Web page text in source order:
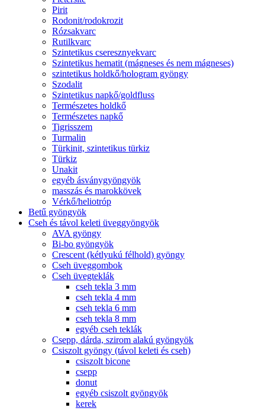
Pirit
Rodonit/rodokrozit
Rózsakvarc
Rutilkvarc
Szintetikus cseresznyekvarc
Szintetikus hematit (mágneses és nem mágneses)
szintetikus holdkő/hologram gyöngy
Szodalit
Szintetikus napkő/goldfluss
Természetes holdkő
Természetes napkő
Tigrisszem
Turmalin
Türkinit, szintetikus türkiz
Türkiz
Unakit
egyéb ásványgyöngyök
masszás és marokkövek
Vérkő/heliotróp
Betű gyöngyök
Cseh és távol keleti üveggyöngyök
AVA gyöngy
Bi-bo gyöngyök
Crescent (kétlyukú félhold) gyöngy
Cseh üveggombok
Cseh üvegteklák
cseh tekla 3 mm
cseh tekla 4 mm
cseh tekla 6 mm
cseh tekla 8 mm
egyéb cseh teklák
Csepp, dárda, szirom alakú gyöngyök
Csiszolt gyöngy (távol keleti és cseh)
csiszolt bicone
csepp
donut
egyéb csiszolt gyöngyök
kerek